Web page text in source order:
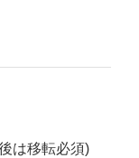
は移転必須)